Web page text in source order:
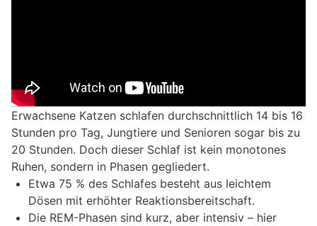
Erwachsene Katzen schlafen durchschnittlich 14 bis 16
Stunden pro Tag, Jungtiere und Senioren sogar bis zu
20 Stunden. Doch dieser Schlaf ist kein monotones
Ruhen, sondern in Phasen gegliedert.
Etwa 75 % des Schlafes besteht aus leichtem
Dösen mit erhöhter Reaktionsbereitschaft.
Die REM-Phasen sind kurz, aber intensiv – hier